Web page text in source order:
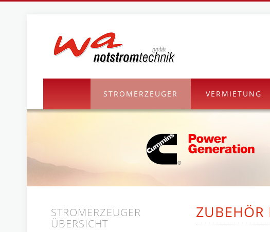
STROMERZEUGER VERMIETUNG
ZUBEHÖR
STROMERZEUGER
ÜBERSICHT